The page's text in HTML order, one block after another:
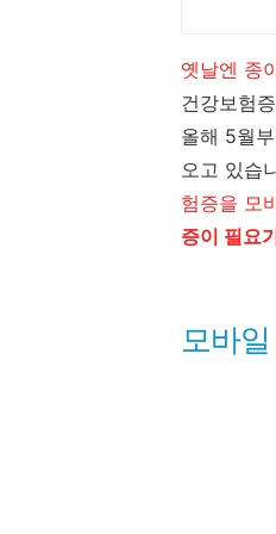
옛날엔 종
건강보험
올해 5월
오고 있습
험증을 모
증이 필요
모바